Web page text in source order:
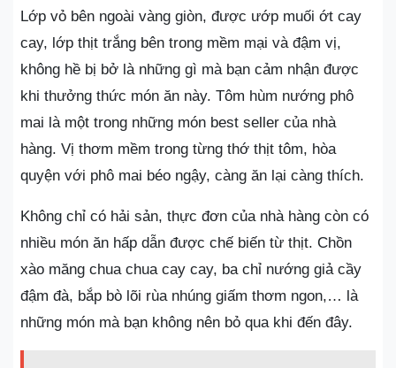
Lớp vỏ bên ngoài vàng giòn, được ướp muối ớt cay
cay, lớp thịt trắng bên trong mềm mại và đậm vị,
không hề bị bở là những gì mà bạn cảm nhận được
khi thưởng thức món ăn này. Tôm hùm nướng phô
mai là một trong những món best seller của nhà
hàng. Vị thơm mềm trong từng thớ thịt tôm, hòa
quyện với phô mai béo ngậy, càng ăn lại càng thích.
Không chỉ có hải sản, thực đơn của nhà hàng còn có
nhiều món ăn hấp dẫn được chế biến từ thịt. Chồn
xào măng chua chua cay cay, ba chỉ nướng giả cầy
đậm đà, bắp bò lõi rùa nhúng giấm thơm ngon,… là
những món mà bạn không nên bỏ qua khi đến đây.